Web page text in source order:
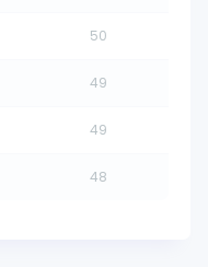
50
49
49
48